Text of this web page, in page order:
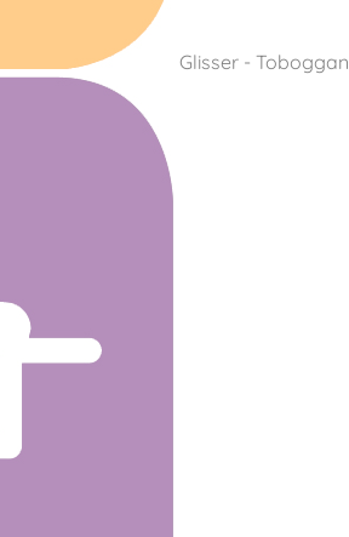
Glisser - Toboggan